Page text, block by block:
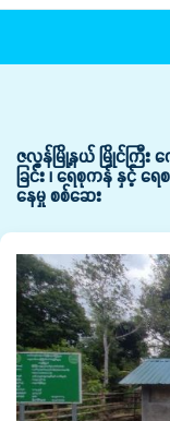
ဇလွန်မြို့နယ် မြိုင်ကြီး
ခြင်း ၊ ရေစုကန် နှင့်
နေမှု စစ်ဆေး